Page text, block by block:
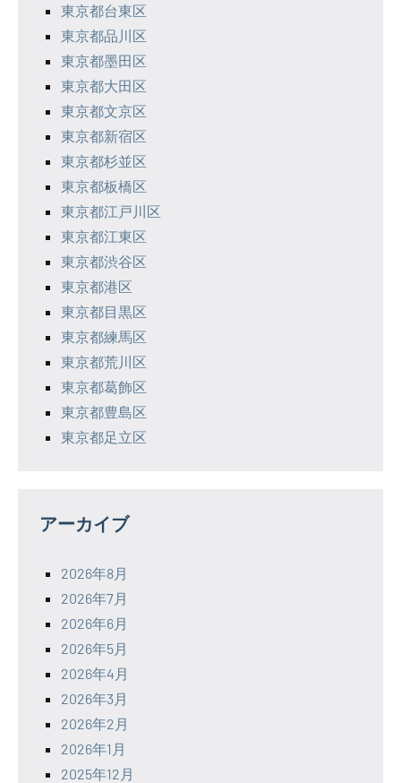
東京都台東区
東京都品川区
東京都墨田区
東京都大田区
東京都文京区
東京都新宿区
東京都杉並区
東京都板橋区
東京都江戸川区
東京都江東区
東京都渋谷区
東京都港区
東京都目黒区
東京都練馬区
東京都荒川区
東京都葛飾区
東京都豊島区
東京都足立区
アーカイブ
2026年8月
2026年7月
2026年6月
2026年5月
2026年4月
2026年3月
2026年2月
2026年1月
2025年12月